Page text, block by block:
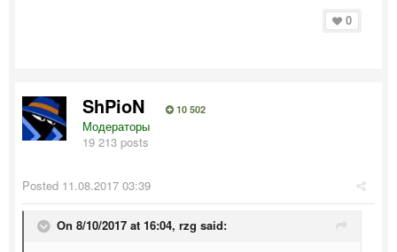
0
ShPioN 10 502
Модераторы
19 213 posts
Posted 11.08.2017 03:39
On 8/10/2017 at 16:04, rzg said: